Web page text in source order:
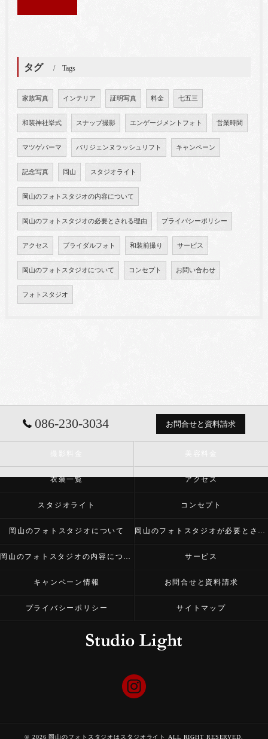
タグ Tags
家族写真 インテリア 証明写真 料金 七五三
和装神社挙式 スナップ撮影 エンゲージメントフォト 営業時間
マツゲパーマ パリジェンヌラッシュリフト キャンペーン
記念写真 岡山 スタジオライト
岡山のフォトスタジオの内容について
岡山のフォトスタジオの必要とされる理由 プライバシーポリシー
アクセス ブライダルフォト 和装前撮り サービス
岡山のフォトスタジオについて コンセプト お問い合わせ
フォトスタジオ
086-230-3034 お問合せと資料請求
衣装一覧 アクセス
スタジオライト コンセプト
岡山のフォトスタジオについて 岡山のフォトスタジオが必要とされる理由
岡山のフォトスタジオの内容について サービス
キャンペーン情報 お問合せと資料請求
プライバシーポリシー サイトマップ
© 2026 岡山のフォトスタジオはスタジオライト ALL RIGHT RESERVED.